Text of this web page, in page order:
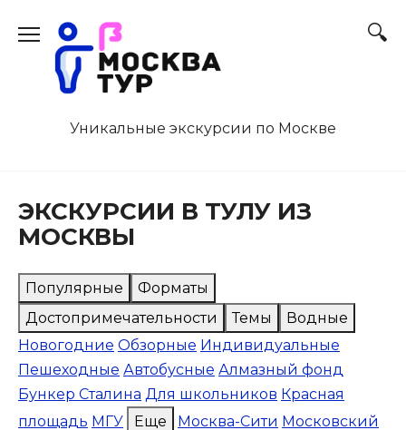
содержанию
Уникальные экскурсии по Москве
ЭКСКУРСИИ В ТУЛУ ИЗ
МОСКВЫ
Популярные
Форматы
Достопримечательности
Темы
Водные
Новогодние Обзорные Индивидуальные
Пешеходные Автобусные Алмазный фонд
Бункер Сталина Для школьников Красная
площадь МГУ Еще Москва-Сити Московский